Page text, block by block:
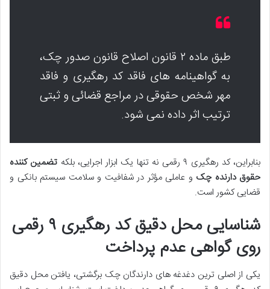
طبق ماده ۲ قانون اصلاح قانون صدور چک،
به گواهینامه های فاقد کد رهگیری و فاقد
مهر شخص حقوقی در مراجع قضائی و ثبتی
ترتیب اثر داده نمی شود.
بنابراین، کد رهگیری ۹ رقمی نه تنها یک ابزار اجرایی، بلکه
تضمین کننده
حقوق دارنده چک و عاملی مؤثر در شفافیت و سلامت سیستم بانکی و
قضایی کشور است.
شناسایی محل دقیق کد رهگیری ۹ رقمی
روی گواهی عدم پرداخت
یکی از اصلی ترین دغدغه های دارندگان چک برگشتی، یافتن محل دقیق